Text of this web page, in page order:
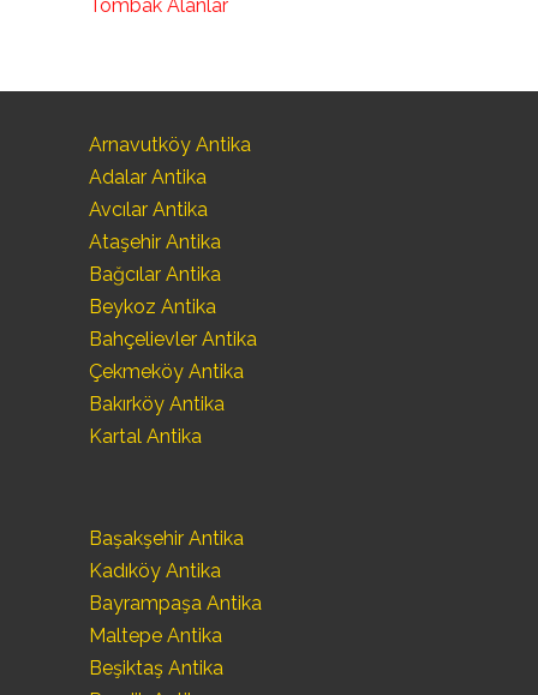
Tombak Alanlar
Arnavutköy Antika
Adalar Antika
Avcılar Antika
Ataşehir Antika
Bağcılar Antika
Beykoz Antika
Bahçelievler Antika
Çekmeköy Antika
Bakırköy Antika
Kartal Antika
Başakşehir Antika
Kadıköy Antika
Bayrampaşa Antika
Maltepe Antika
Beşiktaş Antika